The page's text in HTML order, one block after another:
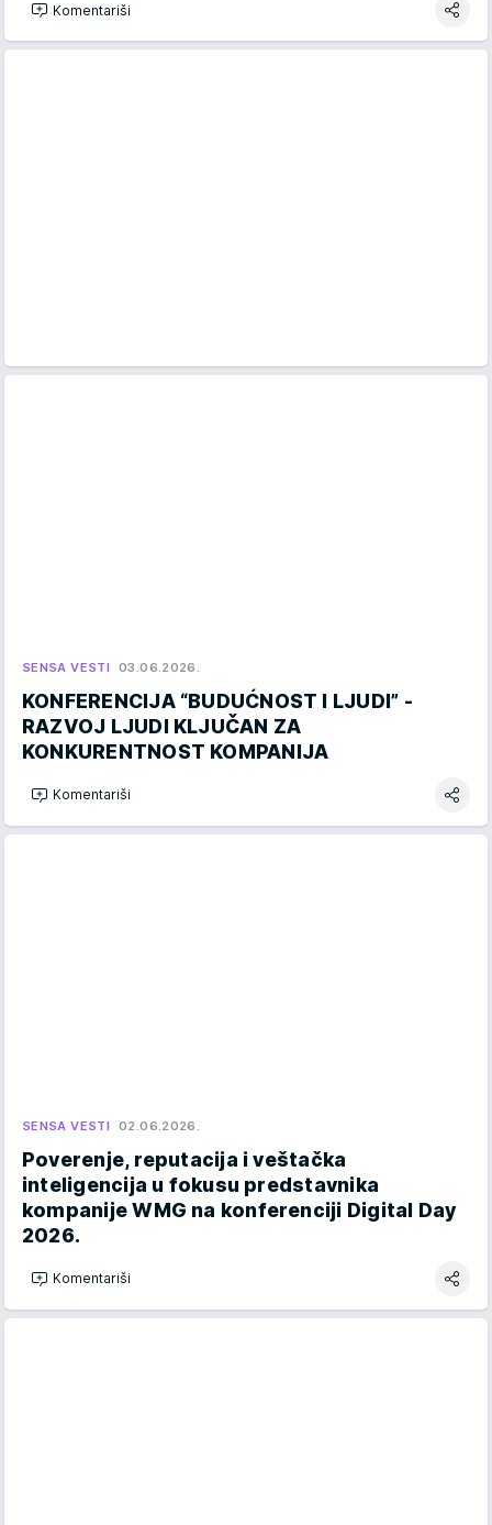
Komentariši
SENSA VESTI 03.06.2026.
KONFERENCIJA “BUDUĆNOST I LJUDI” -
RAZVOJ LJUDI KLJUČAN ZA
KONKURENTNOST KOMPANIJA
Komentariši
SENSA VESTI 02.06.2026.
Poverenje, reputacija i veštačka
inteligencija u fokusu predstavnika
kompanije WMG na konferenciji Digital Day
2026.
Komentariši